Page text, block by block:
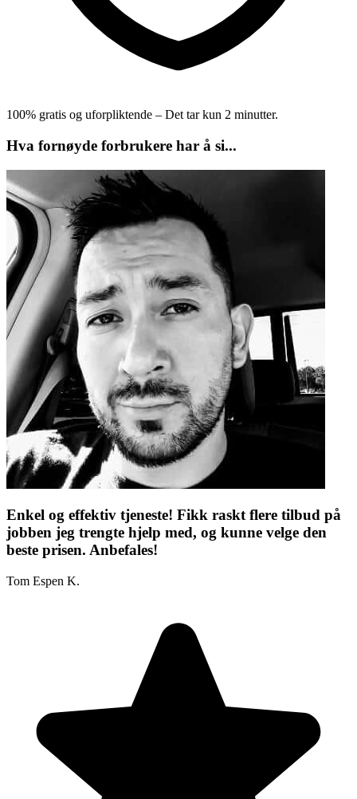
100% gratis og uforpliktende – Det tar kun 2 minutter.
Hva fornøyde forbrukere har å si...
Enkel og effektiv tjeneste! Fikk raskt flere tilbud på
jobben jeg trengte hjelp med, og kunne velge den
beste prisen. Anbefales!
Tom Espen K.